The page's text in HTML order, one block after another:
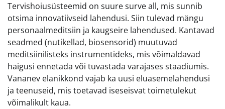
Tervishoiusüsteemid on suure surve all, mis sunnib
otsima innovatiivseid lahendusi. Siin tulevad mängu
personaalmeditsiin ja kaugseire lahendused. Kantavad
seadmed (nutikellad, biosensorid) muutuvad
meditsiinilisteks instrumentideks, mis võimaldavad
haigusi ennetada või tuvastada varajases staadiumis.
Vananev elanikkond vajab ka uusi eluasemelahendusi
ja teenuseid, mis toetavad iseseisvat toimetulekut
võimalikult kaua.